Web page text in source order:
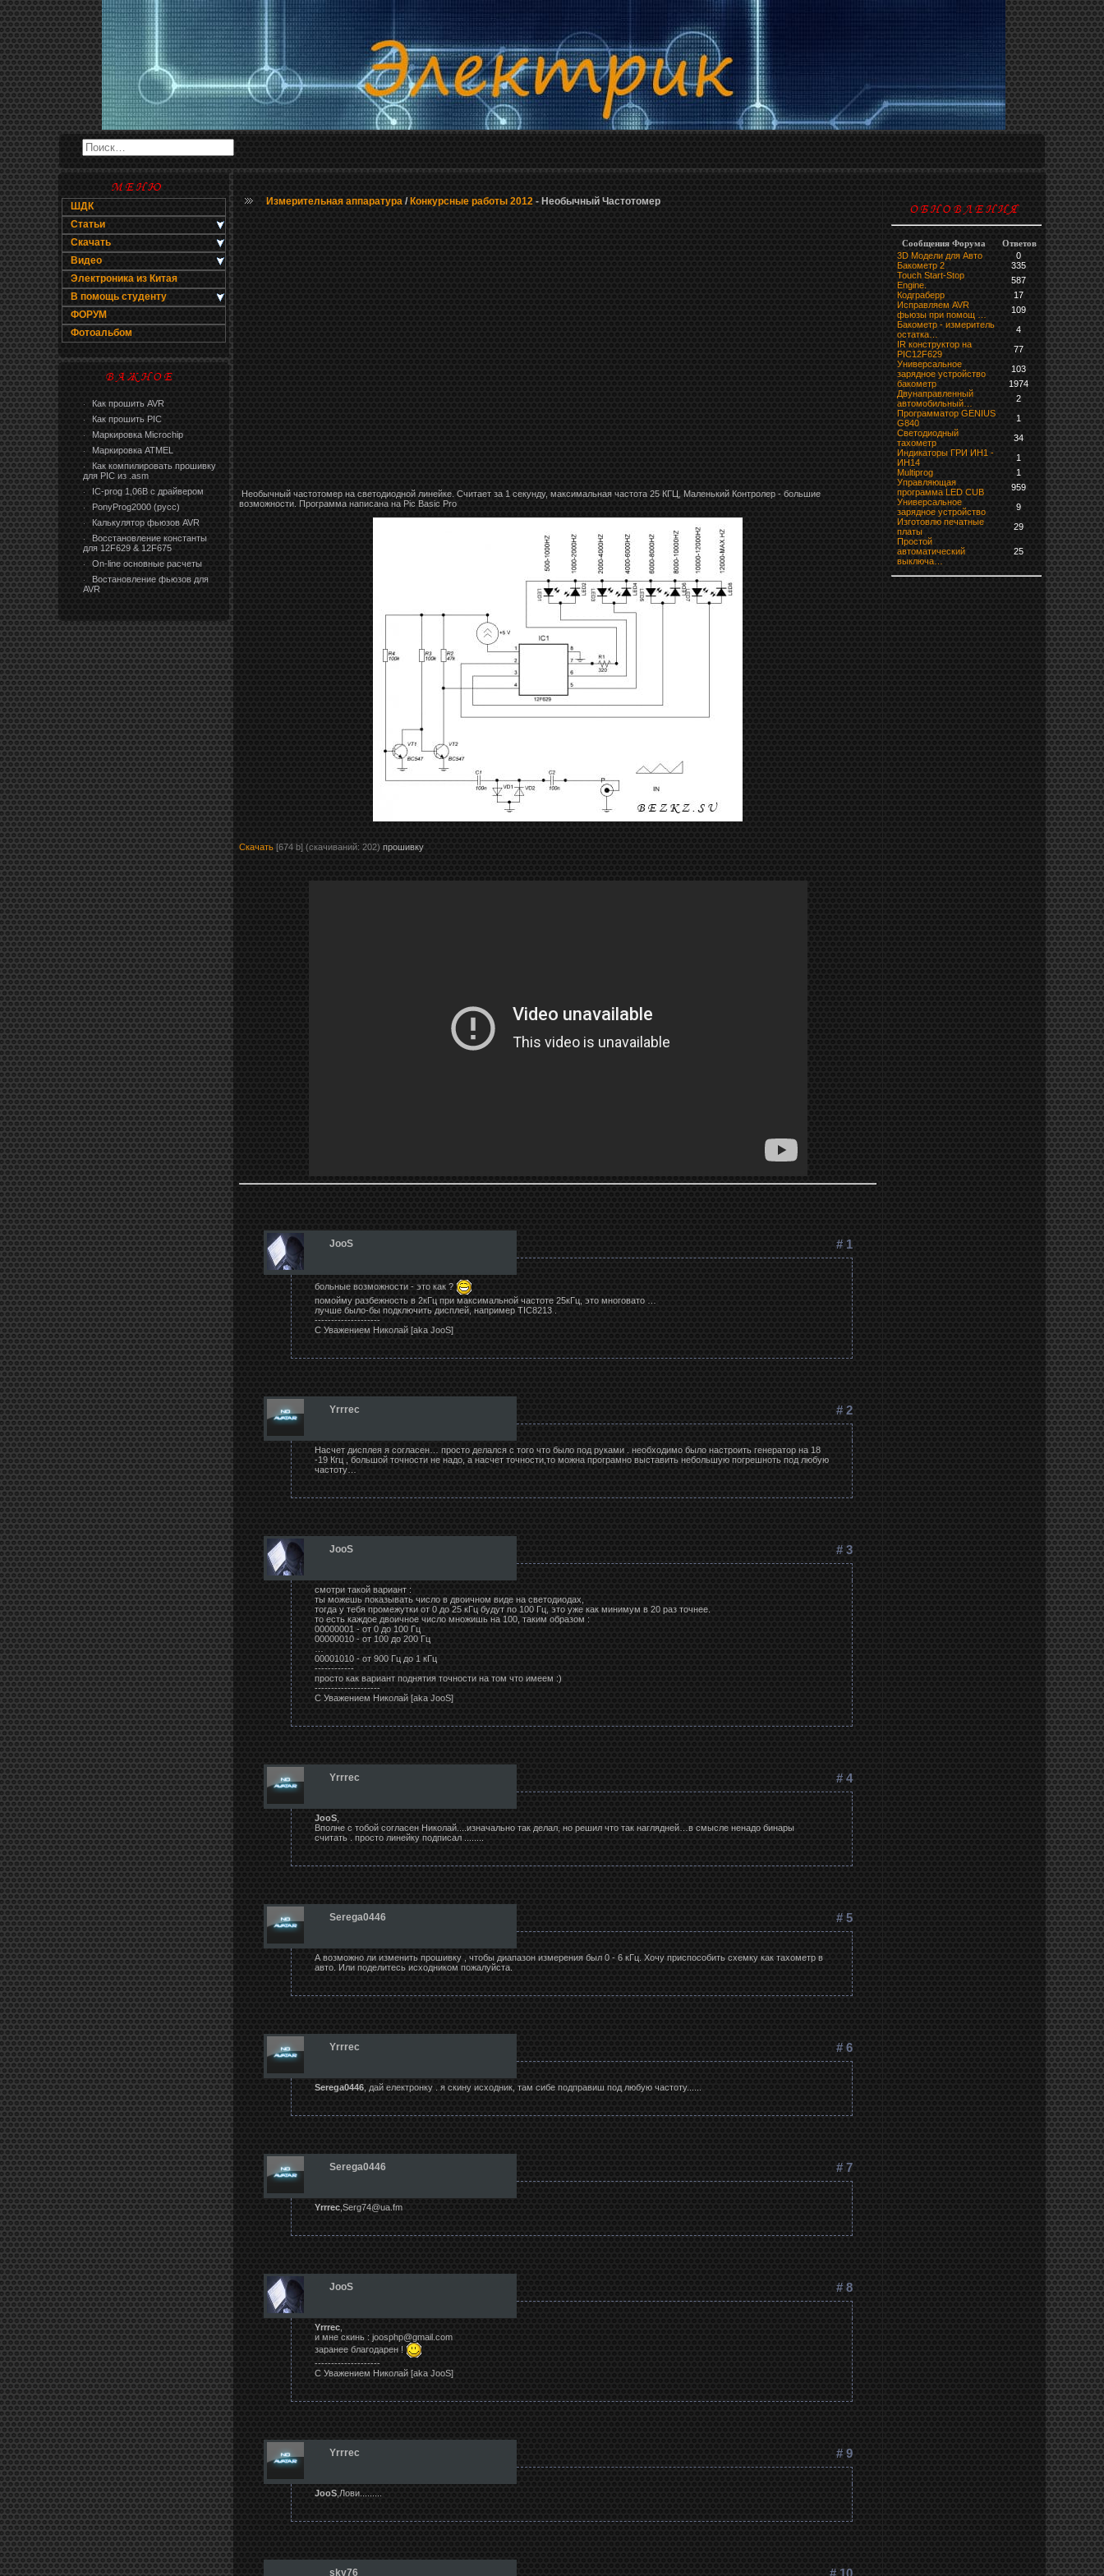
ШДК
Статьи
Скачать
Видео
Электроника из Китая
В помощь студенту
ФОРУМ
Фотоальбом
· Как прошить AVR
· Как прошить PIC
· Маркировка Microchip
· Маркировка ATMEL
·
Как компилировать прошивку
для PIC из .asm
· IC-prog 1,06В с драйвером
· PonyProg2000 (русс)
· Калькулятор фьюзов AVR
·
Восстановление константы
для 12F629 & 12F675
· On-line основные расчеты
·
Востановление фьюзов для
AVR
Измерительная аппаратура / Конкурсные работы 2012 - Необычный Частотомер
Необычный частотомер на светодиодной линейке. Считает за 1 секунду, максимальная частота 25 КГЦ, Маленький Контролер - большие
возможности. Программа написана на Pic Basic Pro
Скачать [674 b] (cкачиваний: 202) прошивку
JooS # 1
больные возможности - это как ?
помойму разбежность в 2кГц при максимальной частоте 25кГц, это многовато …
лучше было-бы подключить дисплей, например TIC8213 .
--------------------
С Уважением Николай [aka JooS]
Yrrrec # 2
Насчет дисплея я согласен… просто делался с того что было под руками . необходимо было настроить генератор на 18
-19 Кгц , большой точности не надо, а насчет точности,то можна програмно выставить небольшую погрешноть под любую
частоту…
JooS # 3
смотри такой вариант :
ты можешь показывать число в двоичном виде на светодиодах,
тогда у тебя промежутки от 0 до 25 кГц будут по 100 Гц, это уже как минимум в 20 раз точнее.
то есть каждое двоичное число множишь на 100, таким образом :
00000001 - от 0 до 100 Гц
00000010 - от 100 до 200 Гц
00001010 - от 900 Гц до 1 кГц
------------
просто как вариант поднятия точности на том что имеем :)
--------------------
С Уважением Николай [aka JooS]
Yrrrec # 4
JooS,
Вполне с тобой согласен Николай....изначально так делал, но решил что так наглядней…в смысле ненадо бинары
считать . просто линейку подписал ........
Serega0446 # 5
А возможно ли изменить прошивку , чтобы диапазон измерения был 0 - 6 кГц. Хочу приспособить схемку как тахометр в
авто. Или поделитесь исходником пожалуйста.
Yrrrec # 6
Serega0446, дай електронку . я скину исходник, там сибе подправиш под любую частоту......
Serega0446 # 7
Yrrrec,Serg74@ua.fm
JooS # 8
Yrrrec,
и мне скинь : joosphp@gmail.com
заранее благодарен !
--------------------
С Уважением Николай [aka JooS]
Yrrrec # 9
JooS,Лови.........
sky76 # 10
Сообщения Форума
Ответов
3D Модели для Авто
0
Бакометр 2
335
Touch Start-Stop
Engine.
587
Кодграберр
17
Исправляем AVR
фьюзы при помощ …
109
Бакометр - измеритель
остатка…
4
IR конструктор на
PIC12F629
77
Универсальное
зарядное устройство
103
бaкoмeтр
1974
Двунаправленный
автомобильный…
2
Программатор GENIUS
G840
1
Светодиодный
тахометр
34
Индикаторы ГРИ ИН1 -
ИН14
1
Multiprog
1
Управляющая
программа LED CUB
959
Универсальное
зарядное устройство
9
Изготовлю печатные
платы
29
Простой
автоматический
выключа…
25